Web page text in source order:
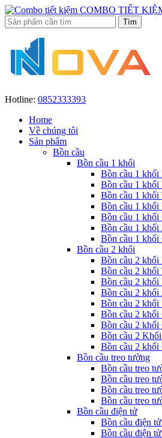
COMBO TIẾT
Hotline: 0852333393
Home
Về chúng tôi
Sản phẩm
Bồn cầu
Bồn cầu 1 khối
Bồn cầu 1 khối
Bồn cầu 1 khối
Bồn cầu 1 khối
Bồn cầu 1 khối
Bồn cầu 1 khối
Bồn cầu 1 khối
Bồn cầu 1 khối
Bồn cầu 2 khối
Bồn cầu 2 khối
Bồn cầu 2 khối
Bồn cầu 2 khối
Bồn cầu 2 khối
Bồn cầu 2 khối
Bồn cầu 2 khối
Bồn cầu 2 khối
Bồn cầu 2
Bồn cầu 2 khối
Bồn cầu treo tường
Bồn cầu treo
Bồn cầu treo
Bồn cầu treo
Bồn cầu treo
Bồn cầu điện tử
Bồn cầu điện
Bồn cầu điện